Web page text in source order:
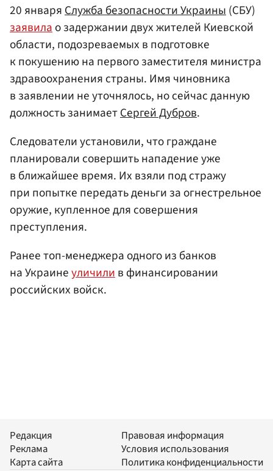
20 январяСлужба безопасности Украины(СБУ)
заявилао задержании двух жителей Киевской
области, подозреваемых в подготовке
к покушению на первого заместителя министра
здравоохранения страны. Имя чиновника
в заявлении не уточнялось, но сейчас данную
должность занимаетСергей Дубров.
Следователи установили, что граждане
планировали совершить нападение уже
в ближайшее время. Их взяли под стражу
при попытке передать деньги за огнестрельное
оружие, купленное для совершения
преступления.
Ранее топ-менеджера одного из банков
на Украинеуличилив финансировании
российских войск.
Редакция
Реклама
Карта сайта
Правовая информация
Условия использования
Политика конфиденциальности